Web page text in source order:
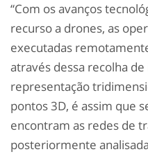
“Com os avanços
recurso a drones, as
executadas
através dessa recolha
representação
pontos 3D, é assim que
encontram as redes de
posteriormente